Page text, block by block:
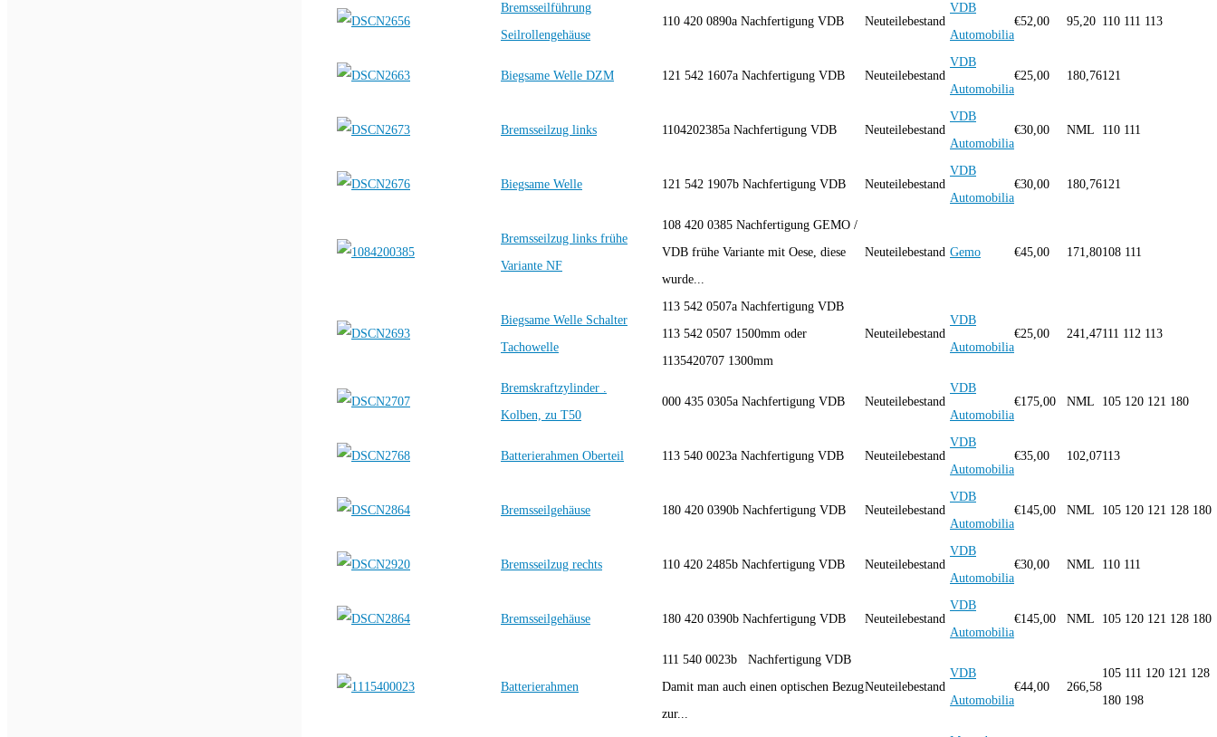
Bremsseilführung
Seilrollengehäuse
110 420 0890a Nachfertigung VDB Neuteilebestand
VDB
Automobilia
€52,00 95,20 110 111 113
Biegsame Welle DZM 121 542 1607a Nachfertigung VDB Neuteilebestand
VDB
Automobilia
€25,00 180,76121
Bremsseilzug links 1104202385a Nachfertigung VDB Neuteilebestand
VDB
Automobilia
€30,00 NML 110 111
Biegsame Welle 121 542 1907b Nachfertigung VDB Neuteilebestand
VDB
Automobilia
€30,00 180,76121
Bremsseilzug links frühe
Variante NF
108 420 0385 Nachfertigung GEMO /
VDB frühe Variante mit Oese, diese
wurde...
Neuteilebestand Gemo €45,00 171,80108 111
Biegsame Welle Schalter
Tachowelle
113 542 0507a Nachfertigung VDB
113 542 0507 1500mm oder
1135420707 1300mm
Neuteilebestand
VDB
Automobilia
€25,00 241,47111 112 113
Bremskraftzylinder .
Kolben, zu T50
000 435 0305a Nachfertigung VDB Neuteilebestand
VDB
Automobilia
€175,00 NML 105 120 121 180
Batterierahmen Oberteil 113 540 0023a Nachfertigung VDB Neuteilebestand
VDB
Automobilia
€35,00 102,07113
Bremsseilgehäuse 180 420 0390b Nachfertigung VDB Neuteilebestand
VDB
Automobilia
€145,00 NML 105 120 121 128 180
Bremsseilzug rechts 110 420 2485b Nachfertigung VDB Neuteilebestand
VDB
Automobilia
€30,00 NML 110 111
Bremsseilgehäuse 180 420 0390b Nachfertigung VDB Neuteilebestand
VDB
Automobilia
€145,00 NML 105 120 121 128 180
Batterierahmen
111 540 0023b Nachfertigung VDB
Damit man auch einen optischen Bezug
zur...
Neuteilebestand
VDB
Automobilia
€44,00 266,58
105 111 120 121 128
180 198